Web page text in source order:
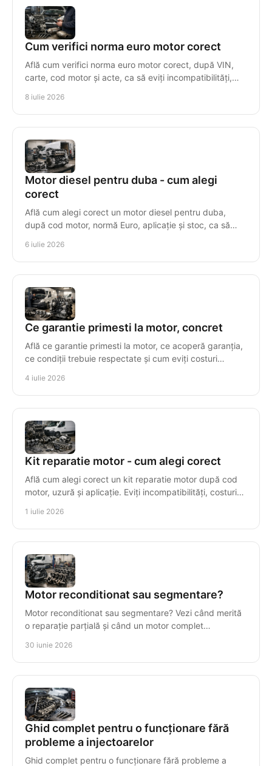
Cum verifici norma euro motor corect
Află cum verifici norma euro motor corect, după VIN,
carte, cod motor și acte, ca să eviți incompatibilități,
8 iulie 2026
Motor diesel pentru duba - cum alegi
corect
Află cum alegi corect un motor diesel pentru duba,
după cod motor, normă Euro, aplicație și stoc, ca să
6 iulie 2026
Ce garantie primesti la motor, concret
Află ce garantie primesti la motor, ce acoperă garanția,
ce condiții trebuie respectate și cum eviți costuri
4 iulie 2026
Kit reparatie motor - cum alegi corect
Află cum alegi corect un kit reparatie motor după cod
motor, uzură și aplicație. Eviți incompatibilități, costuri
1 iulie 2026
Motor reconditionat sau segmentare?
Motor reconditionat sau segmentare? Vezi când merită
o reparație parțială și când un motor complet
30 iunie 2026
Ghid complet pentru o funcționare fără
probleme a injectoarelor
Ghid complet pentru o funcționare fără probleme a